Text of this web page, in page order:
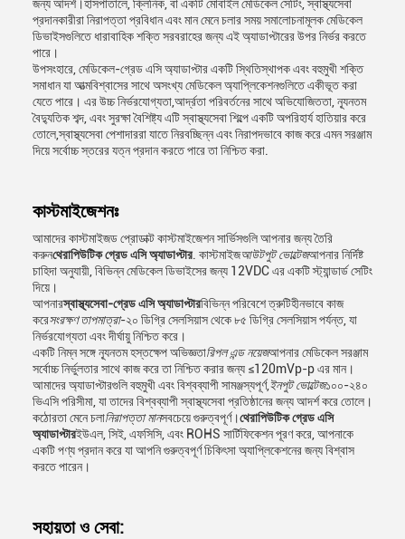
জন্য আদর্শ।হাসপাতালে, ক্লিনিক, বা একটি মোবাইল মেডিকেল সেটিং, স্বাস্থ্যসেবা
প্রদানকারীরা নিরাপত্তা প্রবিধান এবং মান মেনে চলার সময় সমালোচনামূলক মেডিকেল
ডিভাইসগুলিতে ধারাবাহিক শক্তি সরবরাহের জন্য এই অ্যাডাপ্টারের উপর নির্ভর করতে
পারে।
উপসংহারে, মেডিকেল-গ্রেড এসি অ্যাডাপ্টার একটি স্থিতিস্থাপক এবং বহুমুখী শক্তি
সমাধান যা আত্মবিশ্বাসের সাথে অসংখ্য মেডিকেল অ্যাপ্লিকেশনগুলিতে একীভূত করা
যেতে পারে। এর উচ্চ নির্ভরযোগ্যতা,আর্দ্রতা পরিবর্তনের সাথে অভিযোজিততা, ন্যূনতম
বৈদ্যুতিক শব্দ, এবং সুরক্ষা বৈশিষ্ট্য এটি স্বাস্থ্যসেবা শিল্পে একটি অপরিহার্য হাতিয়ার করে
তোলে,স্বাস্থ্যসেবা পেশাদাররা যাতে নিরবচ্ছিন্ন এবং নিরাপদভাবে কাজ করে এমন সরঞ্জাম
দিয়ে সর্বোচ্চ স্তরের যত্ন প্রদান করতে পারে তা নিশ্চিত করা.
কাস্টমাইজেশনঃ
আমাদের কাস্টমাইজড প্রোডাক্ট কাস্টমাইজেশন সার্ভিসগুলি আপনার জন্য তৈরি
করুনথেরাপিউটিক গ্রেড এসি অ্যাডাপ্টার . কাস্টমাইজআউটপুট ভোল্টেজআপনার নির্দিষ্ট
চাহিদা অনুযায়ী, বিভিন্ন মেডিকেল ডিভাইসের জন্য 12VDC এর একটি স্ট্যান্ডার্ড সেটিং
দিয়ে।
আপনারস্বাস্থ্যসেবা-গ্রেড এসি অ্যাডাপ্টারবিভিন্ন পরিবেশে ত্রুটিহীনভাবে কাজ
করেসংরক্ষণ তাপমাত্রা-২০ ডিগ্রি সেলসিয়াস থেকে ৮৫ ডিগ্রি সেলসিয়াস পর্যন্ত, যা
নির্ভরযোগ্যতা এবং দীর্ঘায়ু নিশ্চিত করে।
একটি নিম্ন সঙ্গে ন্যূনতম হস্তক্ষেপ অভিজ্ঞতারিপল এন্ড নয়েজআপনার মেডিকেল সরঞ্জাম
সর্বোচ্চ নির্ভুলতার সাথে কাজ করে তা নিশ্চিত করার জন্য ≤120mVp-p এর মান।
আমাদের অ্যাডাপ্টারগুলি বহুমুখী এবং বিশ্বব্যাপী সামঞ্জস্যপূর্ণ,ইনপুট ভোল্টেজ১০০-২৪০
ভিএসি পরিসীমা, যা তাদের বিশ্বব্যাপী স্বাস্থ্যসেবা প্রতিষ্ঠানের জন্য আদর্শ করে তোলে।
কঠোরতা মেনে চলানিরাপত্তা মানসবচেয়ে গুরুত্বপূর্ণ।থেরাপিউটিক গ্রেড এসি
অ্যাডাপ্টারইউএল, সিই, এফসিসি, এবং ROHS সার্টিফিকেশন পূরণ করে, আপনাকে
একটি পণ্য প্রদান করে যা আপনি গুরুত্বপূর্ণ চিকিৎসা অ্যাপ্লিকেশনের জন্য বিশ্বাস
করতে পারেন।
সহায়তা ও সেবা: